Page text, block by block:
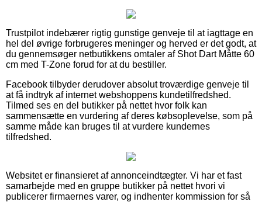
Trustpilot indebærer rigtig gunstige genveje til at iagttage en
hel del øvrige forbrugeres meninger og herved er det godt, at
du gennemsøger netbutikkens omtaler af Shot Dart Måtte 60
cm med T-Zone forud for at du bestiller.
Facebook tilbyder derudover absolut troværdige genveje til
at få indtryk af internet webshoppens kundetilfredshed.
Tilmed ses en del butikker på nettet hvor folk kan
sammensætte en vurdering af deres købsoplevelse, som på
samme måde kan bruges til at vurdere kundernes
tilfredshed.
Websitet er finansieret af annonceindtægter. Vi har et fast
samarbejde med en gruppe butikker på nettet hvori vi
publicerer firmaernes varer, og indhenter kommission for så